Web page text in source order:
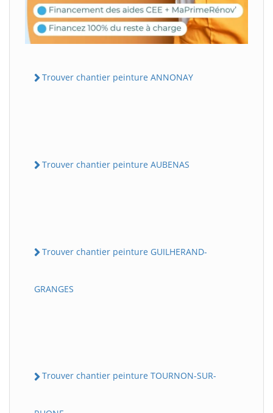
Trouver chantier peinture ANNONAY
Trouver chantier peinture AUBENAS
Trouver chantier peinture GUILHERAND-
GRANGES
Trouver chantier peinture TOURNON-SUR-